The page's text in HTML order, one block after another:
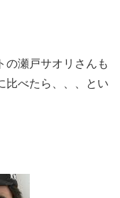
の瀬戸サオリさんも
比べたら、、、とい